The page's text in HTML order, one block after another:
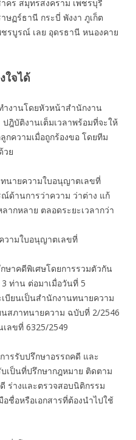
คร สมุทรสงคราม เพชรบุรี
ฏร์ธานี กระบี่ พังงา ภูเก็ต
รบูรณ์ เลย อุดรธานี หนองคาย
ใจได้
งานโดยหัวหน้าสำนักงาน
ฎิบัติงานเต็มเวลาพร้อมที่จะให้
กความเมื่อถูกร้องขอ โดยทีม
วย
ายความใบอนุญาตเลขที่
ด้านการว่าความ ว่าต่าง แก้
ากหลาย ตลอดระยะเวลากว่า
วามใบอนุญาตเลขที่
าคดีพิเศษโดยการรวมตัวกัน
ท่าน ต่อมาเมื่อวันที่ 5
บียนเป็นสำนักงานทนายความ
สภาทนายความ ฉบับที่ 2/2546
ลขที่ 6325/2549
รรับปรึกษาอรรถคดี และ
เป็นที่ปรึกษากฎหมาย ติดตาม
ร่างและตรวจสอบนิติกรรม
ชื่อหรือเอกสารที่ต้องนำไปใช้